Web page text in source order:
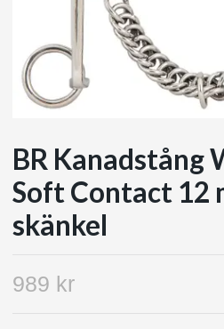
BR Kanadstång
Soft Contact 12
skänkel
989 kr